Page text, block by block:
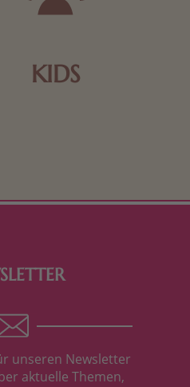
KIDS
unseren Newsletter
aktuelle Themen,